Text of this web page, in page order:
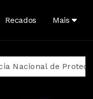
Recados Mais
Proteção de Dados